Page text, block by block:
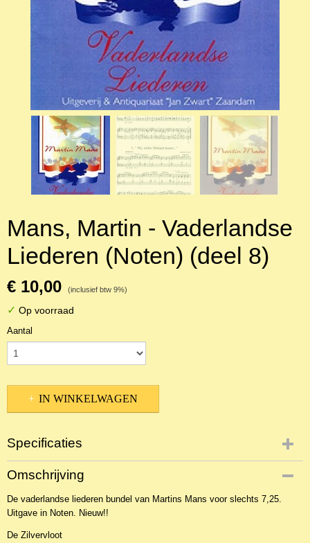
Mans, Martin - Vaderlandse
Liederen (Noten) (deel 8)
€ 10,00 (inclusief btw 9%)
✓ Op voorraad
Aantal
IN WINKELWAGEN
Specificaties
Productcode
NBLNOr-1758
EAN code
JZ-AMBITUS027
Omschrijving
De vaderlandse liederen bundel van Martins Mans voor slechts 7,25.
Uitgave in Noten. Nieuw!!
De Zilvervloot